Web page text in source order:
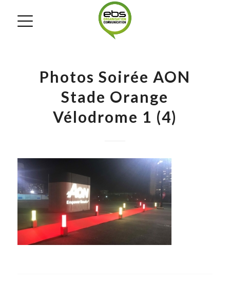
Photos Soirée AON
Stade Orange
Vélodrome 1 (4)